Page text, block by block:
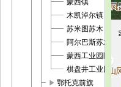
蒙西镇
木凯淖尔镇
苏米图苏木
阿尔巴斯苏木
蒙西工业园区
棋盘井工业园区
play_arrow 鄂托克前旗